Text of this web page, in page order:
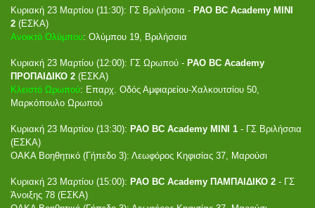
Κυριακή 23 Μαρτίου (11:30): ΓΣ Βριλήσσια - PAO BC Academy ΜΙΝΙ
2 (ΕΣΚΑ)
Ανοικτό Ολύμπου: Ολύμπου 19, Βριλήσσια
Κυριακή 23 Μαρτίου (12:00): ΓΣ Ωρωπού - PAO BC Academy
ΠΡΟΠΑΙΔΙΚΟ 2 (ΕΣΚΑ)
Κλειστό Ωρωπού: Επαρχ. Οδός Αμφιαρείου-Χαλκουτσίου 50,
Μαρκόπουλο Ωρωπού
Κυριακή 23 Μαρτίου (13:30): PAO BC Academy ΜΙΝΙ 1 - ΓΣ Βριλήσσια
(ΕΣΚΑ)
ΟΑΚΑ Βοηθητικό (Γήπεδο 3): Λεωφόρος Κηφισίας 37, Μαρούσι
Κυριακή 23 Μαρτίου (15:00): PAO BC Academy ΠΑΜΠΑΙΔΙΚΟ 2 - ΓΣ
Άνοιξης 78 (ΕΣΚΑ)